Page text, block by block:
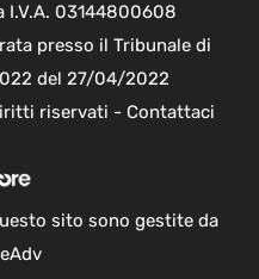
I.V.A. 03144800608
presso il Tribunale di
del 27/04/2022
riservati - Contattaci
sito sono gestite da